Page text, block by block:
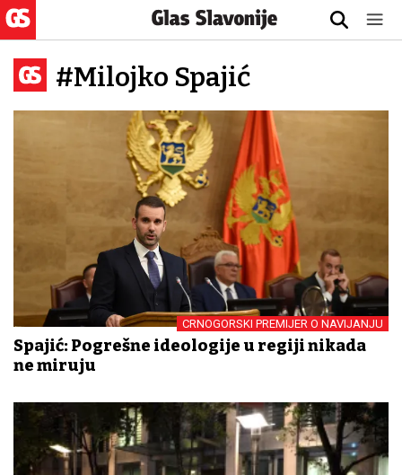
#Milojko Spajić
CRNOGORSKI PREMIJER O NAVIJANJU
Spajić: Pogrešne ideologije u regiji nikada
ne miruju